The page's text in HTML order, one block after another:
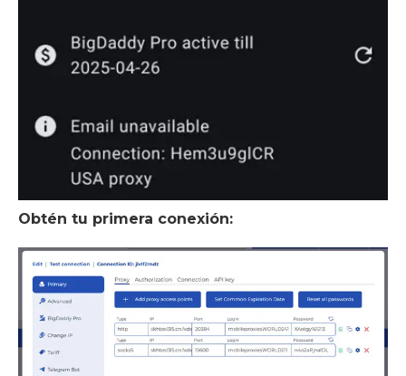
Obtén tu primera conexión: